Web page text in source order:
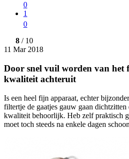
0
1
0
8 / 10
11 Mar 2018
Door snel vuil worden van het
kwaliteit achteruit
Is een heel fijn apparaat, echter
filtertje de gaatjes gauw gaan
kwaliteit behoorlijk. Heb zelf praktisch
moet toch steeds na enkele dagen